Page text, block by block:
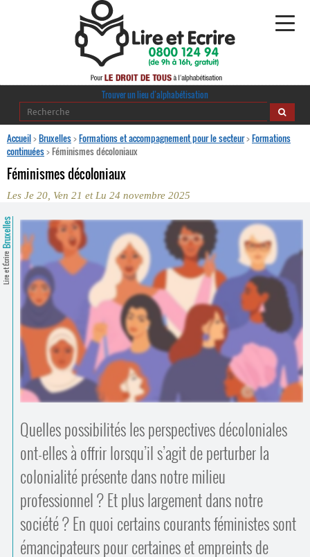
Alphabétisation
Regards croisés
·
Ressources pédagogiques
Comprendre et parler
Bienvenue en Belgique
Espace presse
Contacts
Trouver un lieu d’alphabétisation
Trouver un lieu d’alphabétisation
Accueil>Bruxelles>Formations et accompagnement pour le secteur>Formations
continuées>Féminismes décoloniaux
Féminismes décoloniaux
Les Je 20, Ven 21 et Lu 24 novembre 2025
Lire et Écrire
Bruxelles
Quelles possibilités les perspectives décoloniales
ont-elles à offrir lorsqu’il s’agit de perturber la
colonialité présente dans notre milieu
professionnel ? Et plus largement dans notre
société ? En quoi certains courants féministes sont
émancipateurs pour certaines et empreints de